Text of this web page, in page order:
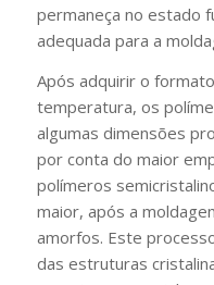
permaneça no estado
adequada para a
Após adquirir o
temperatura, os
algumas dimensões
por conta do maior
polímeros
maior, após a
amorfos. Este
das estruturas